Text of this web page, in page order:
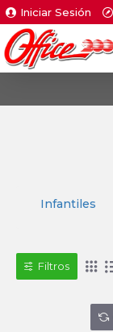
Iniciar Sesión
Infantiles
Filtros